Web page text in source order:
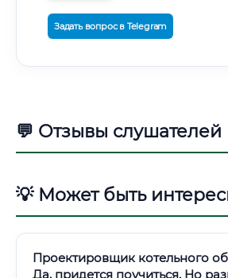
Задать вопрос в Telegram
💬 Отзывы слушателей
💡 Может быть
Проектировщик котельного
Да, придется поучиться. Но